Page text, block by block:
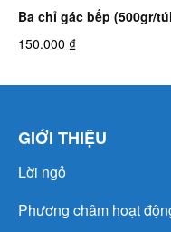
Ba chỉ gác bếp (500gr/
150.000 ₫
GIỚI THIỆU
Lời ngỏ
Phương châm hoạt